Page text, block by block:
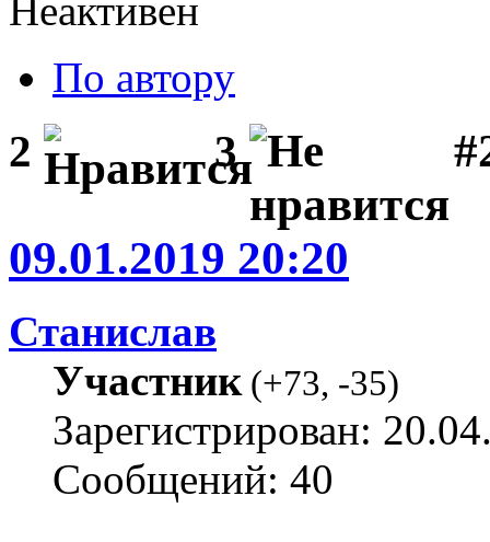
Неактивен
По автору
2 3
09.01.2019 20:20
Станислав
Участник(+73, -35)
Зарегистрирован:
Сообщений: 40